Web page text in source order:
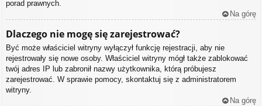
porad prawnych.
Na górę
Dlaczego nie mogę się zarejestrować?
Być może właściciel witryny wyłączył funkcję rejestracji, aby nie
rejestrowały się nowe osoby. Właściciel witryny mógł także zablokować
twój adres IP lub zabronił nazwy użytkownika, którą próbujesz
zarejestrować. W sprawie pomocy, skontaktuj się z administratorem
witryny.
Na górę